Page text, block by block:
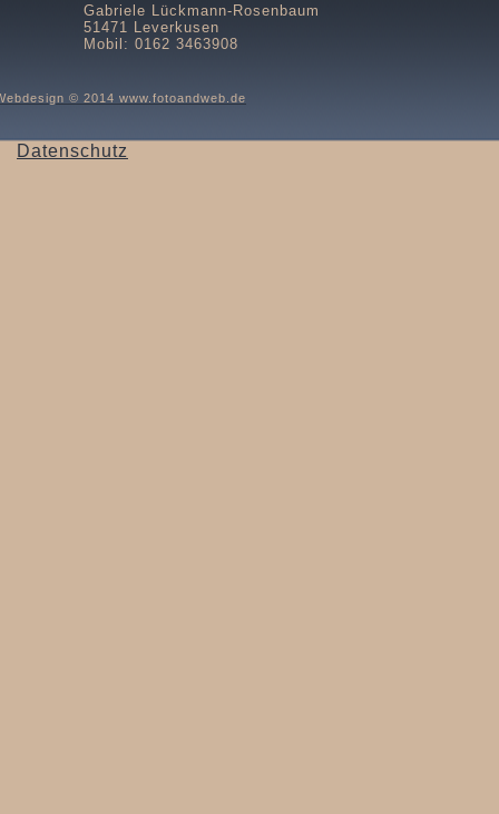
Gabriele Lückmann-Rosenbaum
51471 Leverkusen
Mobil: 0162 3463908
© 2014 www.fotoandweb.de
Datenschutz